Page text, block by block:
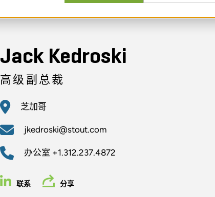
Jack Kedroski
高级副总裁
芝加哥
jkedroski@stout.com
办公室 +1.312.237.4872
联系 分享